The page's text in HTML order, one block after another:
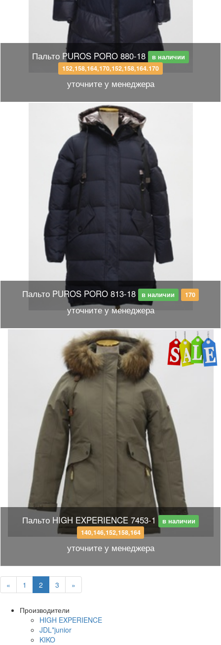
Пальто PUROS PORO 880-18
в наличии
152,158,164,170,152,158,164.170
уточните у менеджера
Пальто PUROS PORO 813-18 в наличии 170
уточните у менеджера
Пальто HIGH EXPERIENCE 7453-1
в наличии
140,146,152,158,164
уточните у менеджера
« 1 2 3 »
Производители
HIGH EXPERIENCE
JDL*junior
KIKO